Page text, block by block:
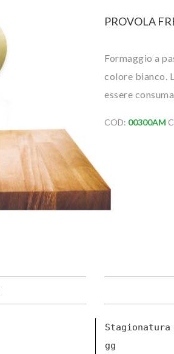
PROVOLA
Formaggio a
colore bianco.
essere
COD: 00300AM
Stagionatura
gg